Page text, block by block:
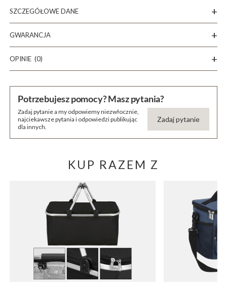
SZCZEGÓŁOWE DANE
GWARANCJA
OPINIE (0)
Potrzebujesz pomocy? Masz pytania?
Zadaj pytanie a my odpowiemy niezwłocznie,
najciekawsze pytania i odpowiedzi publikując
dla innych.
Zadaj pytanie
KUP RAZEM Z